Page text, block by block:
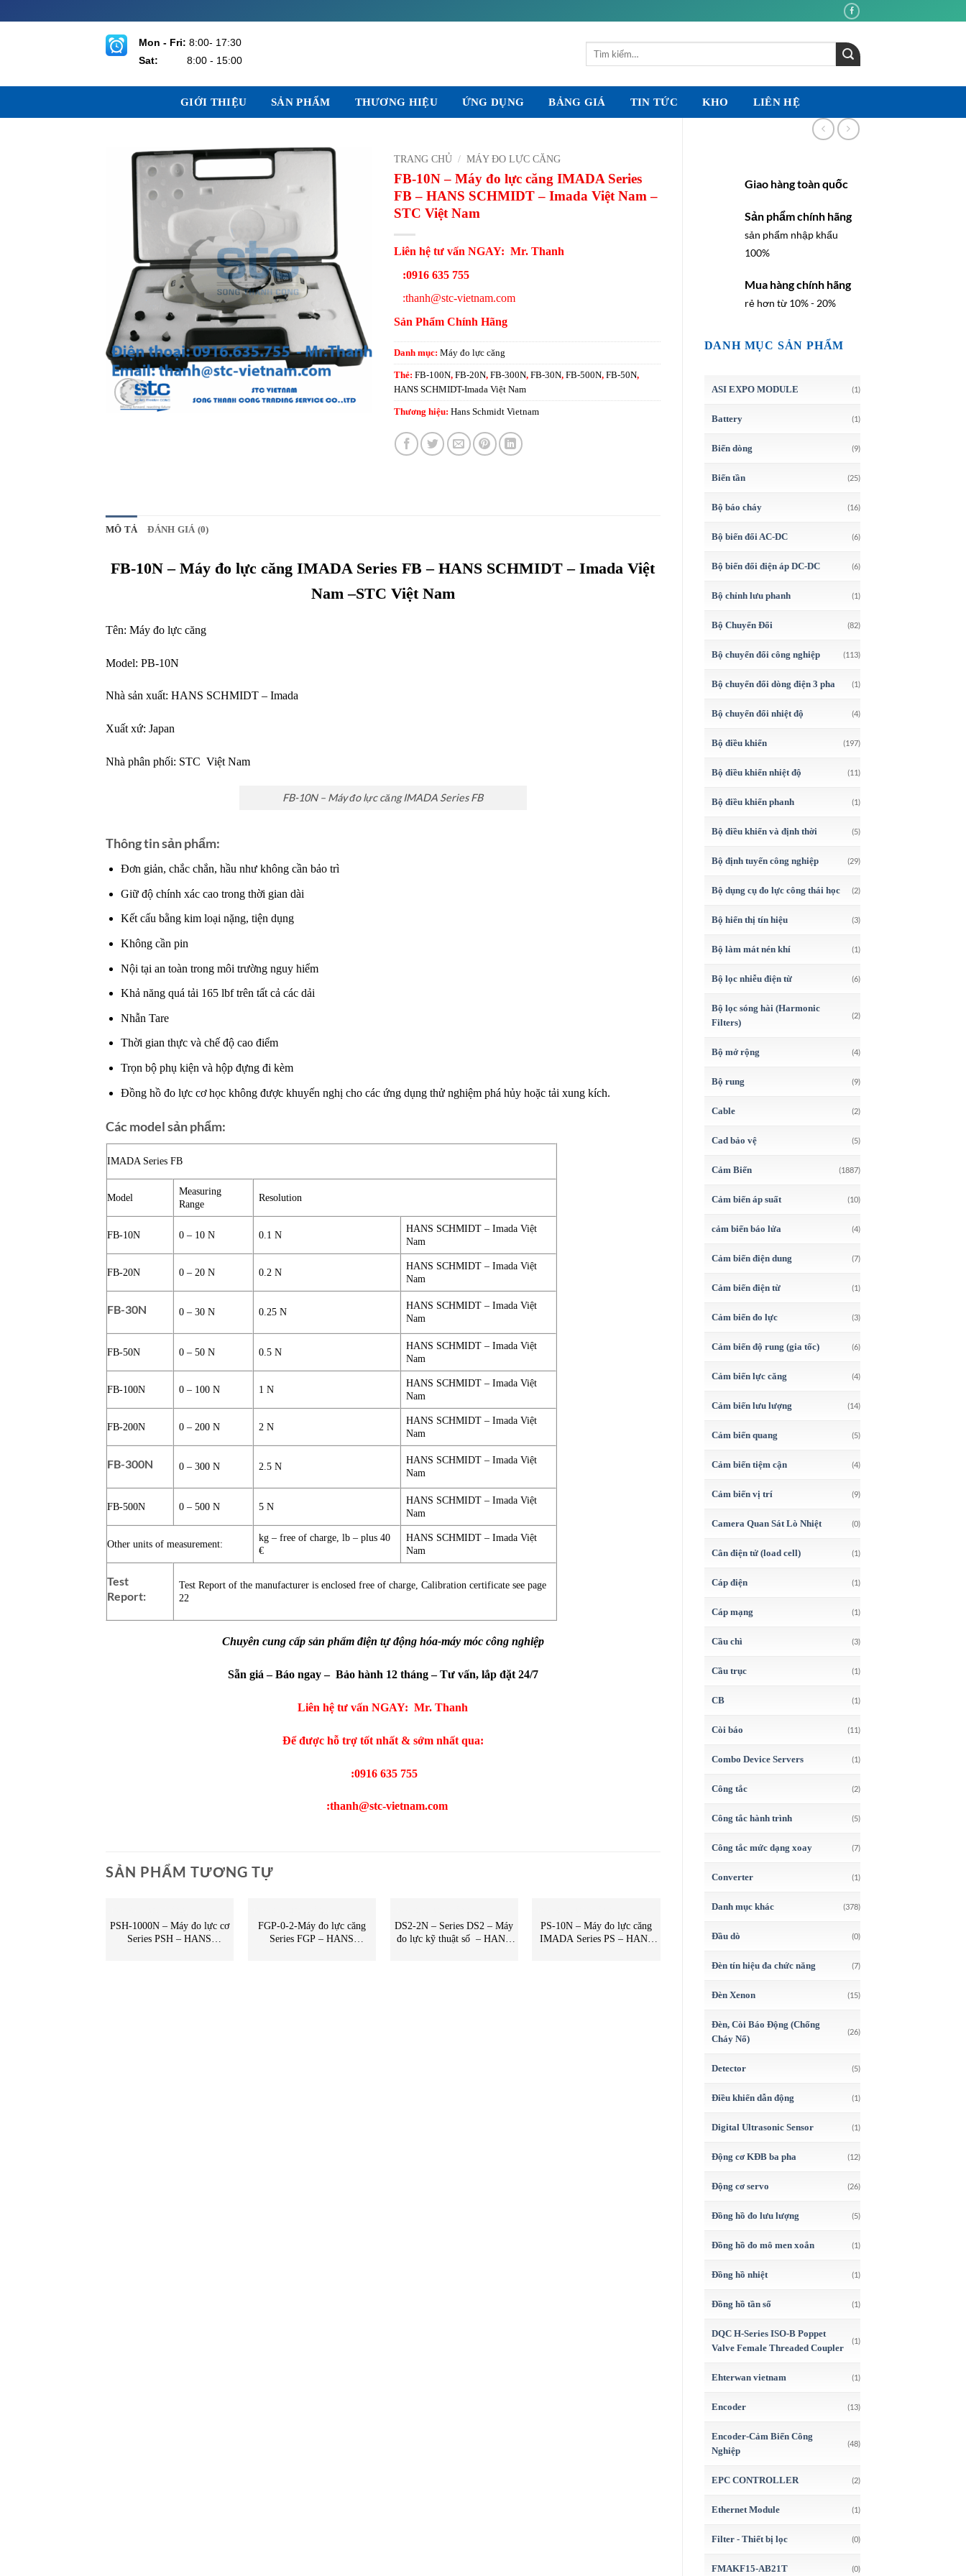
qua
Mon - Fri: 8:00- 17:30
Sat:
8:00 - 15:00
Tìm
GIỚI THIỆU SẢN PHẨM THƯƠNG HIỆU ỨNG DỤNG BẢNG GIÁ TIN TỨC KHO LIÊN HỆ
Giao hàng toàn quốc
Sản phẩm chính hãng
sản phẩm nhập khẩu
100%
Mua hàng chính hãng
rẻ hơn từ 10% - 20%
DANH MỤC SẢN PHẨM
ASI EXPO MODULE (1)
Battery (1)
Biến dòng (9)
Biến tần (25)
Bộ báo cháy (16)
Bộ biến đổi AC-DC (6)
Bộ biến đổi điện áp DC-DC (6)
Bộ chỉnh lưu phanh (1)
Bộ Chuyển Đổi (82)
Bộ chuyển đổi công nghiệp (113)
Bộ chuyển đổi dòng điện 3 pha (1)
Bộ chuyển đổi nhiệt độ (4)
Bộ điều khiển (197)
Bộ điều khiển nhiệt độ (11)
Bộ điều khiển phanh (1)
Bộ điều khiển và định thời (5)
Bộ định tuyến công nghiệp (29)
Bộ dụng cụ đo lực công thái học (2)
Bộ hiển thị tín hiệu (3)
Bộ làm mát nén khí (1)
Bộ lọc nhiễu điện từ (6)
Bộ lọc sóng hài (Harmonic
Filters)
(2)
Bộ mở rộng (4)
Bộ rung (9)
Cable (2)
Cad bảo vệ (5)
Cảm Biến (1887)
Cảm biến áp suất (10)
cảm biến báo lửa (4)
Cảm biến điện dung (7)
Cảm biến điện từ (1)
Cảm biến đo lực (3)
Cảm biến độ rung (gia tốc) (6)
Cảm biến lực căng (4)
Cảm biến lưu lượng (14)
Cảm biến quang (5)
Cảm biến tiệm cận (4)
Cảm biến vị trí (9)
Camera Quan Sát Lò Nhiệt (0)
Cân điện tử (load cell) (1)
Cáp điện (1)
Cáp mạng (1)
Cầu chì (3)
Cầu trục (1)
CB (1)
Còi báo (11)
Combo Device Servers (1)
Công tắc (2)
Công tắc hành trình (5)
Công tắc mức dạng xoay (7)
Converter (1)
Danh mục khác (378)
Đầu dò (0)
Đèn tín hiệu đa chức năng (7)
Đèn Xenon (15)
Đèn, Còi Báo Động (Chống
Cháy Nổ)
(26)
Detector (5)
Điều khiển dẫn động (1)
Digital Ultrasonic Sensor (1)
Động cơ KĐB ba pha (12)
Động cơ servo (26)
Đồng hồ đo lưu lượng (5)
Đồng hồ đo mô men xoắn (1)
Đồng hồ nhiệt (1)
Đồng hồ tần số (1)
DQC H-Series ISO-B Poppet
Valve Female Threaded Coupler
(1)
Ehterwan vietnam (1)
Encoder (13)
Encoder-Cảm Biến Công
Nghiệp
(48)
EPC CONTROLLER (2)
Ethernet Module (1)
Filter - Thiết bị lọc (0)
FMAKF15-AB21T (0)
TRANG CHỦ / MÁY ĐO LỰC CĂNG
FB-10N – Máy đo lực căng IMADA Series
FB – HANS SCHMIDT – Imada Việt Nam –
STC Việt Nam
Liên hệ tư vấn NGAY: Mr. Thanh
:0916 635 755
:thanh@stc-vietnam.com
Sản Phẩm Chính Hãng
Danh mục: Máy đo lực căng
Thẻ: FB-100N, FB-20N, FB-300N, FB-30N, FB-500N, FB-50N,
HANS SCHMIDT-Imada Việt Nam
Thương hiệu: Hans Schmidt Vietnam
MÔ TẢ ĐÁNH GIÁ (0)
FB-10N – Máy đo lực căng IMADA Series FB – HANS SCHMIDT – Imada Việt
Nam –STC Việt Nam
Tên: Máy đo lực căng
Model: PB-10N
Nhà sản xuất: HANS SCHMIDT – Imada
Xuất xứ: Japan
Nhà phân phối: STC Việt Nam
FB-10N – Máy đo lực căng IMADA Series FB
Thông tin sản phẩm:
Đơn giản, chắc chắn, hầu như không cần bảo trì
Giữ độ chính xác cao trong thời gian dài
Kết cấu bằng kim loại nặng, tiện dụng
Không cần pin
Nội tại an toàn trong môi trường nguy hiểm
Khả năng quá tải 165 lbf trên tất cả các dải
Nhẫn Tare
Thời gian thực và chế độ cao điểm
Trọn bộ phụ kiện và hộp đựng đi kèm
Đồng hồ đo lực cơ học không được khuyến nghị cho các ứng dụng thử nghiệm phá hủy hoặc tải xung kích.
Các model sản phẩm:
IMADA Series FB
Model
Measuring
Range
Resolution
FB-10N 0 – 10 N 0.1 N
HANS SCHMIDT – Imada Việt
Nam
FB-20N 0 – 20 N 0.2 N
HANS SCHMIDT – Imada Việt
Nam
FB-30N 0 – 30 N 0.25 N
HANS SCHMIDT – Imada Việt
Nam
FB-50N 0 – 50 N 0.5 N
HANS SCHMIDT – Imada Việt
Nam
FB-100N 0 – 100 N 1 N
HANS SCHMIDT – Imada Việt
Nam
FB-200N 0 – 200 N 2 N
HANS SCHMIDT – Imada Việt
Nam
FB-300N 0 – 300 N 2.5 N
HANS SCHMIDT – Imada Việt
Nam
FB-500N 0 – 500 N 5 N
HANS SCHMIDT – Imada Việt
Nam
Other units of measurement:
kg – free of charge, lb – plus 40
€
HANS SCHMIDT – Imada Việt
Nam
Test
Report:
Test Report of the manufacturer is enclosed free of charge, Calibration certificate see page
22
Chuyên cung cấp sản phẩm điện tự động hóa-máy móc công nghiệp
Sẵn giá – Báo ngay – Bảo hành 12 tháng – Tư vấn, lắp đặt 24/7
Liên hệ tư vấn NGAY: Mr. Thanh
Để được hỗ trợ tốt nhất & sớm nhất qua:
:0916 635 755
:thanh@stc-vietnam.com
SẢN PHẨM TƯƠNG TỰ
PSH-1000N – Máy đo lực cơ
Series PSH – HANS
FGP-0-2-Máy đo lực căng
Series FGP – HANS
DS2-2N – Series DS2 – Máy
đo lực kỹ thuật số – HANS
PS-10N – Máy đo lực căng
IMADA Series PS – HANS
MÁY ĐO LỰC CĂNG
HANS SCHMIDT – Imada
MÁY ĐO LỰC CĂNG
Series PS- HANS SCHMIDT-
Công Việt Nam